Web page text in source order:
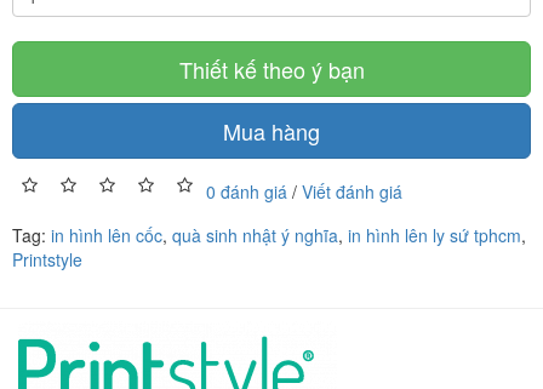
Thiết kế theo ý bạn
Mua hàng
0 đánh giá / Viết đánh giá
Tag: in hình lên cốc, quà sinh nhật ý nghĩa, in hình lên ly sứ tphcm,
Printstyle